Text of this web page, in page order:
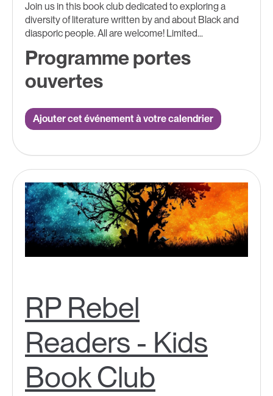
Join us in this book club dedicated to exploring a
diversity of literature written by and about Black and
diasporic people. All are welcome! Limited...
Programme portes
ouvertes
Ajouter cet événement à votre calendrier
RP Rebel
Readers - Kids
Book Club